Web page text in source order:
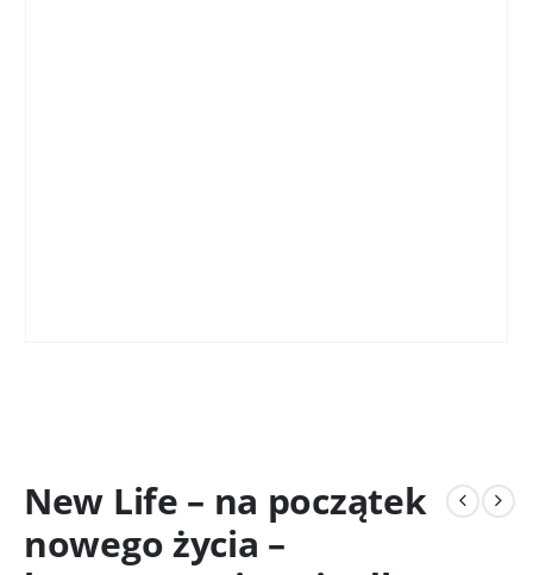
New Life – na początek
nowego życia –